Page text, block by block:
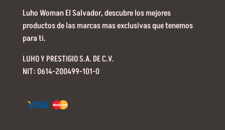
Luho Woman El Salvador, descubre los mejores
productos de las marcas mas exclusivas que tenemos
para tí.
LUHO Y PRESTIGIO S.A. DE C.V.
NIT: 0614-200499-101-0